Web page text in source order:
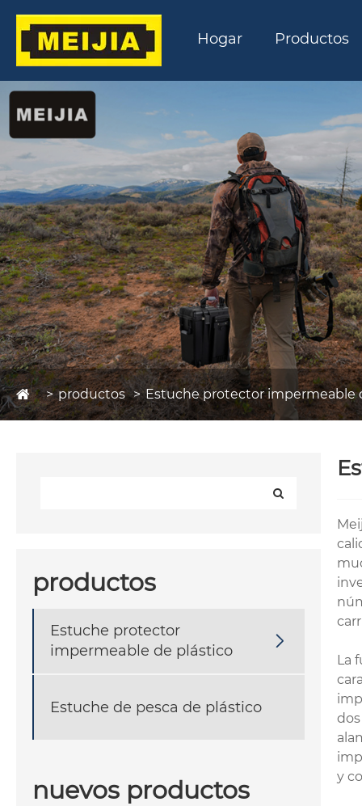
Hogar Productos
productos Estuche protector impermeable
productos
Estuche protector
impermeable de plástico

Estuche de pesca de plástico
nuevos productos
La
y